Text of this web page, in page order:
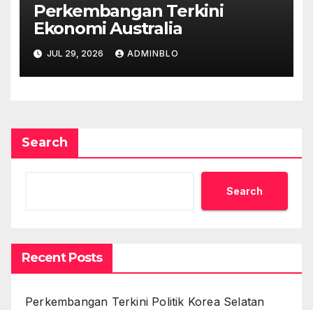
Perkembangan Terkini
Ekonomi Australia
JUL 29, 2026 ADMINBLO
Search
Search
Recent Posts
Perkembangan Terkini Politik Korea Selatan